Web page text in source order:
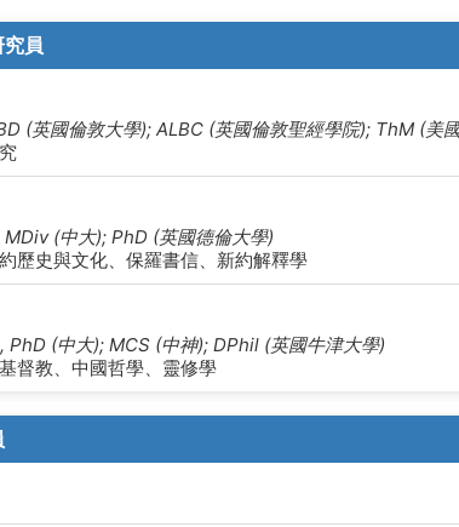
員
(英國倫敦大學); ALBC (英國倫敦聖經學院); ThM (美
(中大); PhD (英國德倫大學)
歷史與文化、保羅書信、新約解釋學
PhD (中大); MCS (中神); DPhil (英國牛津大學)
督教、中國哲學、靈修學